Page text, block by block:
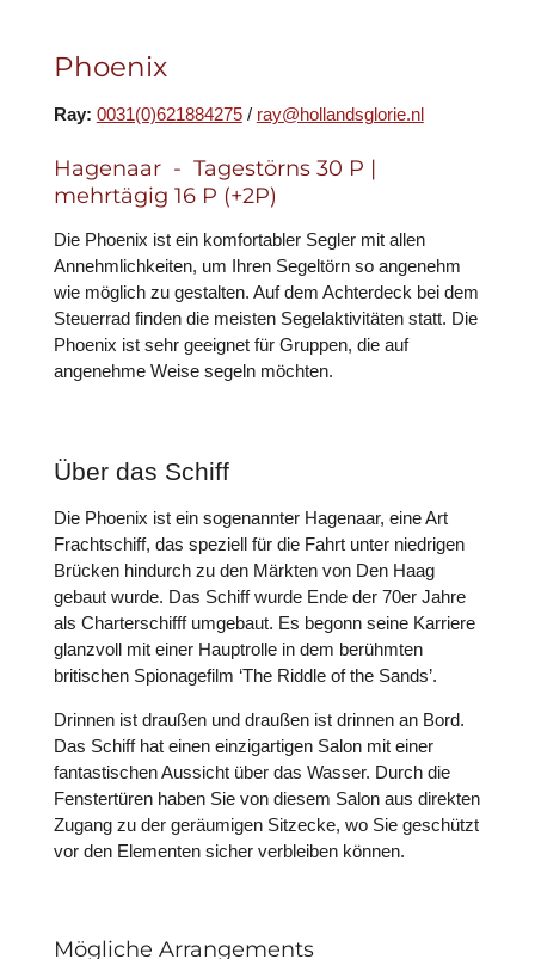
Phoenix
Ray: 0031(0)621884275/ ray@hollandsglorie.nl
Hagenaar - Tagestörns 30 P |
mehrtägig 16 P (+2P)
Die Phoenix ist ein komfortabler Segler mit allen
Annehmlichkeiten, um Ihren Segeltörn so angenehm
wie möglich zu gestalten. Auf dem Achterdeck bei dem
Steuerrad finden die meisten Segelaktivitäten statt. Die
Phoenix ist sehr geeignet für Gruppen, die auf
angenehme Weise segeln möchten.
Über das Schiff
Die Phoenix ist ein sogenannter Hagenaar, eine Art
Frachtschiff, das speziell für die Fahrt unter niedrigen
Brücken hindurch zu den Märkten von Den Haag
gebaut wurde. Das Schiff wurde Ende der 70er Jahre
als Charterschifff umgebaut. Es begonn seine Karriere
glanzvoll mit einer Hauptrolle in dem berühmten
britischen Spionagefilm ‘The Riddle of the Sands’.
Drinnen ist draußen und draußen ist drinnen an Bord.
Das Schiff hat einen einzigartigen Salon mit einer
fantastischen Aussicht über das Wasser. Durch die
Fenstertüren haben Sie von diesem Salon aus direkten
Zugang zu der geräumigen Sitzecke, wo Sie geschützt
vor den Elementen sicher verbleiben können.
Mögliche Arrangements